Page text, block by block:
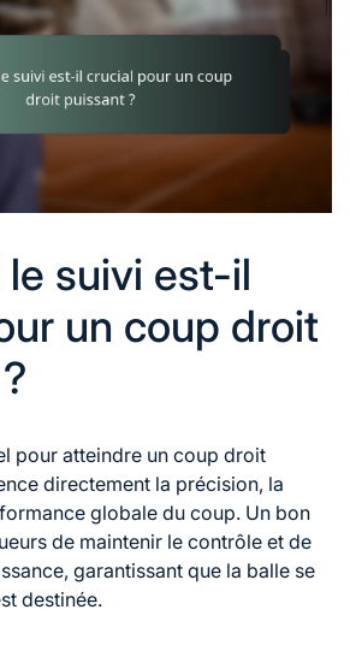
le suivi est-il
un coup droit
pour atteindre un coup droit
directement la précision, la
globale du coup. Un bon
de maintenir le contrôle et de
garantissant que la balle se
destinée.